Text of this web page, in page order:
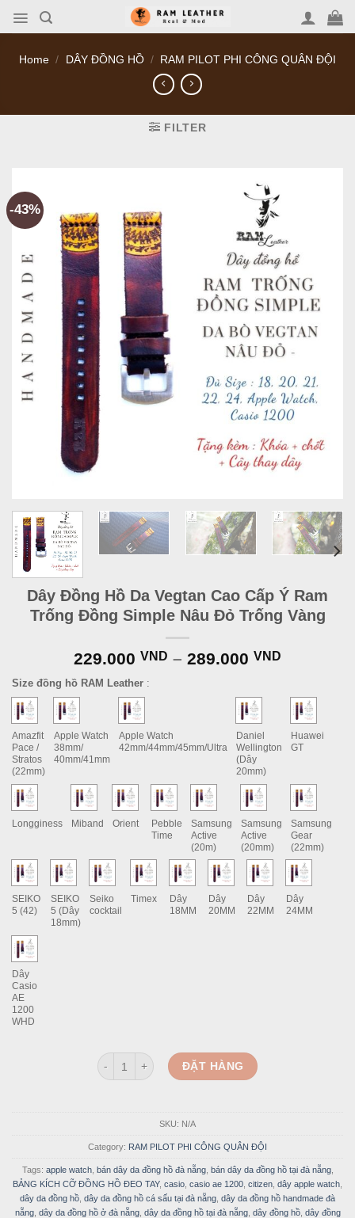
Home / DÂY ĐỒNG HỒ / RAM PILOT PHI CÔNG QUÂN ĐỘI
FILTER
-43%
Dây Đồng Hồ Da Vegtan Cao Cấp Ý Ram
Trống Đồng Simple Nâu Đỏ Trống Vàng
229.000 VND – 289.000 VND
Size đồng hồ RAM Leather :
Amazfit
Pace /
Stratos
(22mm)
Apple Watch
38mm/
40mm/41mm
Apple Watch
42mm/44mm/45mm/Ultra
Daniel
Wellington
(Dây
20mm)
Huawei
GT
Longginess Miband Orient
Pebble
Time
Samsung
Active
(20m)
Samsung
Active
(20mm)
Samsung
Gear
(22mm)
SEIKO
5 (42)
SEIKO
5 (Dây
18mm)
Seiko
cocktail
Timex
Dây
18MM
Dây
20MM
Dây
22MM
Dây
24MM
Dây
Casio
AE
1200
WHD
Dây Đồng Hồ Da Vegtan Cao Cấp Ý Ram Trống
ĐẶT HÀNG
SKU: N/A
Category: RAM PILOT PHI CÔNG QUÂN ĐỘI
Tags: apple watch, bán dây da đồng hồ đà nẵng, bán dây da đồng hồ tại đà nẵng,
BẢNG KÍCH CỠ ĐỒNG HỒ ĐEO TAY, casio casio ae 1200 citizen dây apple watch
dây da đồng hồ dây da đồng hồ cá sấu tại đà nẵng dây da đồng hồ handmade đà
nẵng, dây da đồng hồ ở đà nẵng, dây da đồng hồ tại đà nẵng, dây đồng hồ, dây đồng